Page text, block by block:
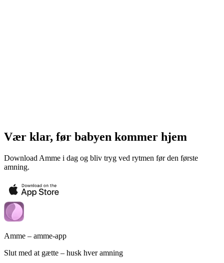
Vær klar, før babyen kommer hjem
Download Amme i dag og bliv tryg ved rytmen før den første
amning.
Amme – amme-app
Slut med at gætte – husk hver amning